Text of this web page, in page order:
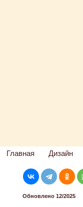
Главная Дизайн
Обновлено 12/2025